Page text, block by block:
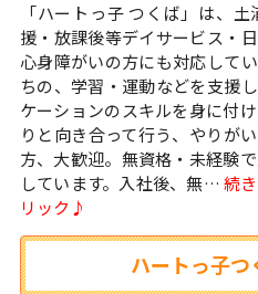
「ハートっ子 つくば」は、
援・放課後等デイサービス・
心身障がいの方にも対応して
ちの、学習・運動などを支援
ケーションのスキルを身に付
りと向き合って行う、やりが
方、大歓迎。無資格・未経験
しています。入社後、無… 続
リック♪
ハートっ子つ